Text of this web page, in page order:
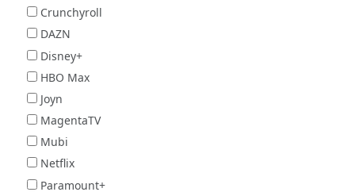
Crunchyroll
DAZN
Disney+
HBO Max
Joyn
MagentaTV
Mubi
Netflix
Paramount+